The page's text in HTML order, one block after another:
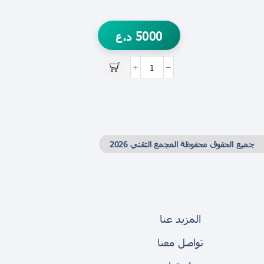
5000 د.ع
جميع الحقوق محفوظة المجمع التقني 2026
المزيد عنا
تواصل معنا